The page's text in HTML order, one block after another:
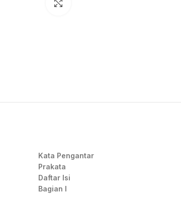
Kata Pengantar
Prakata
Daftar Isi
Bagian I